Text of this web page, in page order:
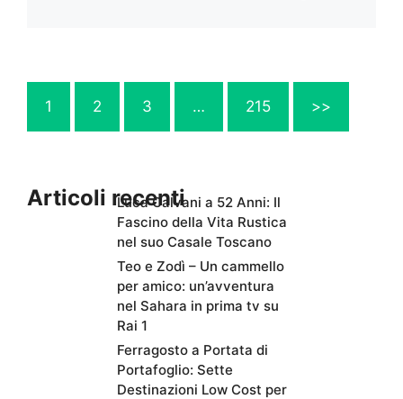
1 2 3 … 215 >>
Articoli recentiLuca Calvani a 52 Anni: Il
Fascino della Vita Rustica
nel suo Casale Toscano
Teo e Zodì – Un cammello
per amico: un’avventura
nel Sahara in prima tv su
Rai 1
Ferragosto a Portata di
Portafoglio: Sette
Destinazioni Low Cost per